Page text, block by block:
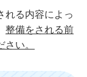
れる内容によっ
整備をされる前
い。